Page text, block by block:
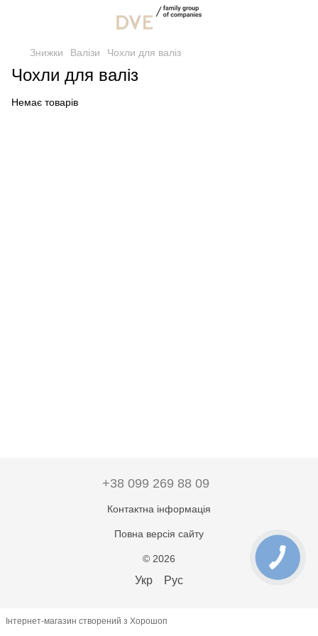
Знижки Валізи Чохли для валіз
Чохли для валіз
Немає товарів
+38 099 269 88 09
Контактна інформація
Повна версія сайту
© 2026
Укр Рус
Інтернет-магазин створений з Хорошоп